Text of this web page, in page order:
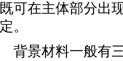
既可在主体部分出
定。
背景材料一般有